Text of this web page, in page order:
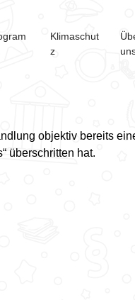
Klimaschut
z
objektiv bereits
überschritten hat.